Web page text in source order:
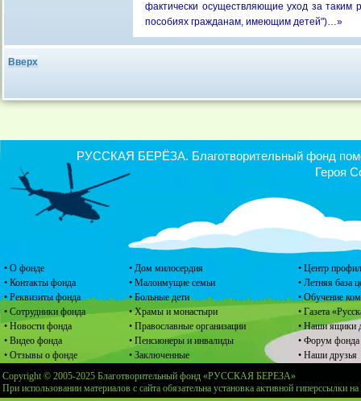
фактически осуществляющие уход за
пособиях гражданам, имеющим детей")…»
Вверх
• О фонде
• Контакты фонда
• Реквизиты фонда
• Сотрудники фонда
• Новости фонда
• Видео фонда
• Отзывы о фонде
• Дом милосердия
• Малоимущие семьи
• Больные дети
• Храмы и монастыри
• Православные организации
• Пенсионеры и инвалиды
• Заключенные
• Центр
• Летняя база
• Обучение
• Газета
• Наши ящики
• Форум фонда
• Наши друзья
РУССКАЯ БЕРЁЗА. Благотворительный фонд
Героя
Copyright © 2005-2025 Благотворительный фонд «РУССКАЯ БЕРЕЗА»
При использовании материалов с сайта обязательна установка активной гиперссылки